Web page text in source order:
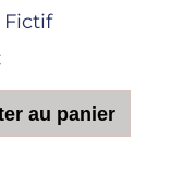
Fictif
au panier